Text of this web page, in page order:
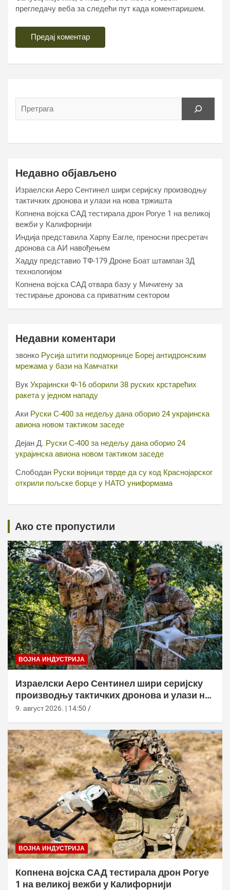
прегледачу веба за следећи пут када коментаришем.
Недавно објављено
Израелски Аеро Сентинел шири серијску производњу
тактичких дронова и улази на нова тржишта
Копнена војска САД тестирала дрон Рогуе 1 на великој
вежби у Калифорнији
Индија представила Харпy Еагле, преносни пресретач
дронова са АИ навођењем
Хаддy представио ТФ-179 Дроне Боат штампан 3Д
технологијом
Копнена војска САД отвара базу у Мичигену за
тестирање дронова са приватним сектором
Недавни коментари
звонко Русија штити подморнице Бореј антидронским
мрежама у бази на Камчатки
Вук Украјински Ф-16 оборили 38 руских крстарећих
ракета у једном нападу
Аки Руски С-400 за недељу дана оборио 24 украјинска
авиона новом тактиком заседе
Дејан Д. Руски С-400 за недељу дана оборио 24
украјинска авиона новом тактиком заседе
Слободан Руски војници тврде да су код Краснојарског
открили пољске борце у НАТО униформама
Ако сте пропустили
ВОЈНА ИНДУСТРИЈА
Израелски Аеро Сентинел шири серијску
производњу тактичких дронова и улази на
нова тржишта
9. август 2026. | 14:50
ВОЈНА ИНДУСТРИЈА
Копнена војска САД тестирала дрон Рогуе
1 на великој вежби у Калифорнији